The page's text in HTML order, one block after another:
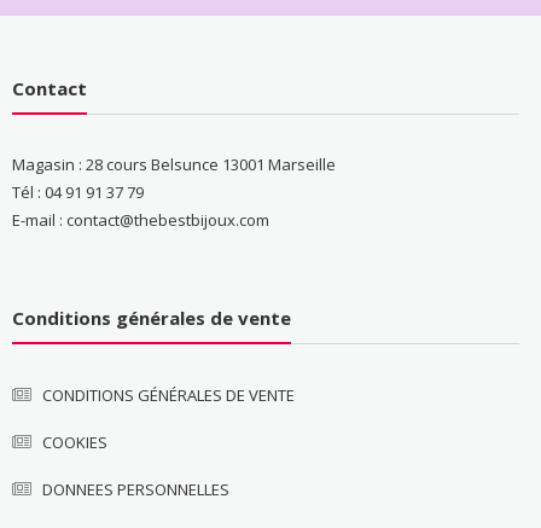
Contact
Magasin : 28 cours Belsunce 13001 Marseille
Tél : 04 91 91 37 79
E-mail : contact@thebestbijoux.com
Conditions générales de vente
CONDITIONS GÉNÉRALES DE VENTE
COOKIES
DONNEES PERSONNELLES